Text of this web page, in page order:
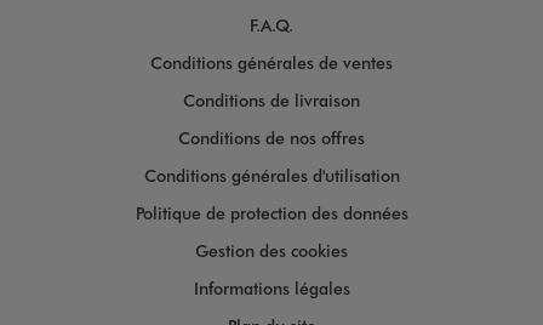
F.A.Q.
Conditions générales de ventes
Conditions de livraison
Conditions de nos offres
Conditions générales d'utilisation
Politique de protection des données
Gestion des cookies
Informations légales